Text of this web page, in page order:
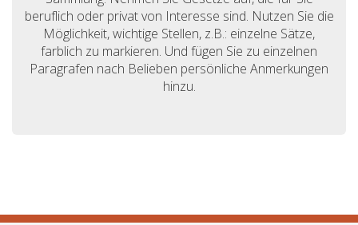
beruflich oder privat von Interesse sind. Nutzen Sie die
Möglichkeit, wichtige Stellen, z.B.: einzelne Sätze,
farblich zu markieren. Und fügen Sie zu einzelnen
Paragrafen nach Belieben persönliche Anmerkungen
hinzu.